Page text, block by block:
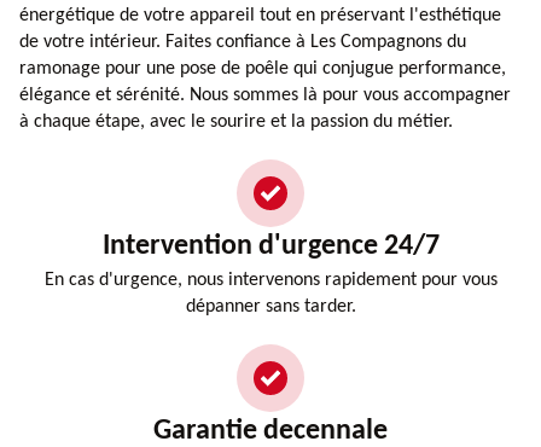
énergétique de votre appareil tout en préservant l'esthétique
de votre intérieur. Faites confiance à Les Compagnons du
ramonage pour une pose de poêle qui conjugue performance,
élégance et sérénité. Nous sommes là pour vous accompagner
à chaque étape, avec le sourire et la passion du métier.
Intervention d'urgence 24/7
En cas d'urgence, nous intervenons rapidement pour vous
dépanner sans tarder.
Garantie decennale